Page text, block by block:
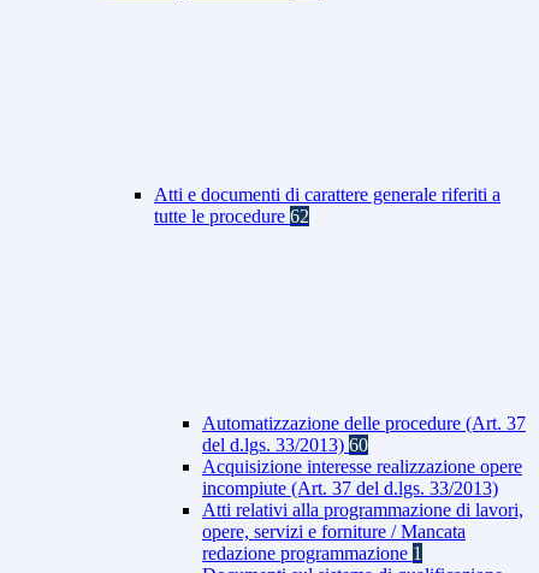
Atti e documenti di carattere generale riferiti a
tutte le procedure 62
Automatizzazione delle procedure (Art. 37
del d.lgs. 33/2013) 60
Acquisizione interesse realizzazione opere
incompiute (Art. 37 del d.lgs. 33/2013)
Atti relativi alla programmazione di lavori,
opere, servizi e forniture / Mancata
redazione programmazione 1